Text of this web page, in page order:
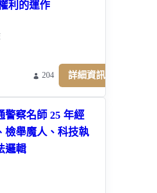
利的運作
204 詳細資訊
警察名師 25 年經
檢舉魔人、科技執
邏輯